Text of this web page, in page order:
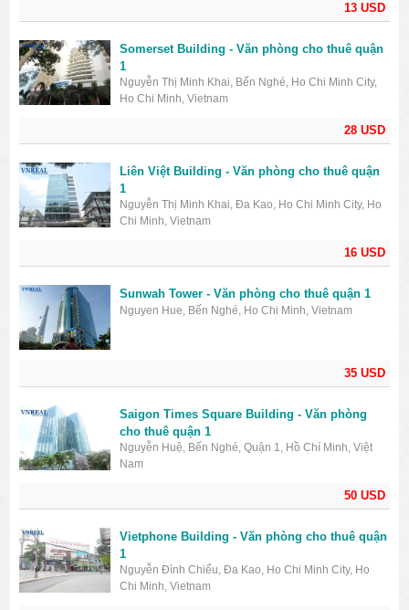
13 USD
28 USD
Somerset Building - Văn phòng cho thuê quận
1
Nguyễn Thị Minh Khai, Bến Nghé, Ho Chi Minh City,
Ho Chi Minh, Vietnam
16 USD
Liên Việt Building - Văn phòng cho thuê quận
1
Nguyễn Thị Minh Khai, Đa Kao, Ho Chi Minh City, Ho
Chi Minh, Vietnam
35 USD
Sunwah Tower - Văn phòng cho thuê quận 1
Nguyen Hue, Bến Nghé, Ho Chi Minh, Vietnam
50 USD
Saigon Times Square Building - Văn phòng
cho thuê quận 1
Nguyễn Huệ, Bến Nghé, Quận 1, Hồ Chí Minh, Việt
Nam
Vietphone Building - Văn phòng cho thuê quận
1
Nguyễn Đình Chiểu, Đa Kao, Ho Chi Minh City, Ho
Chi Minh, Vietnam